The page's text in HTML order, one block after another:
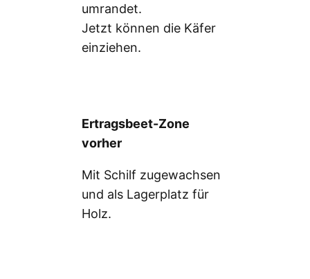
umrandet.
Jetzt können die Käfer
einziehen.
Ertragsbeet-Zone
vorher
Mit Schilf zugewachsen
und als Lagerplatz für
Holz.